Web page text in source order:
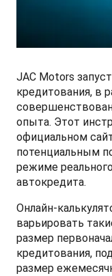
Лизинг
Кредитный
Дополнительные
Регламент ТО
Руководство по
Руководства по
Правовая
Партнеры
JAC Motors
кредитования, в
опыта. Этот
официальном
потенциальным
режиме
автокредита.
Онлайн-
варьировать
размер
кредитования,
размер